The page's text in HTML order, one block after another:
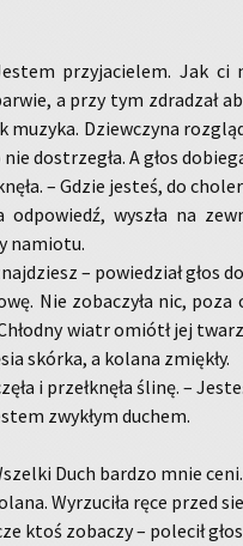
przy­ja­cie­lem. Jak ci
a przy tym zdra­dzał
mu­zy­ka. Dziew­czy­na
do­strze­gła. A głos
– Gdzie je­steś, do
od­po­wiedź, wy­szła na
na­mio­tu.
– po­wie­dział głos
Nie zo­ba­czy­ła nic,
wiatr omiótł jej
skór­ka, a ko­la­na zmię­kły.
i prze­łknę­ła ślinę. –
zwy­kłym du­chem.
Duch bar­dzo mnie ceni.
Wy­rzu­ci­ła ręce przed
ktoś zo­ba­czy – po­le­cił